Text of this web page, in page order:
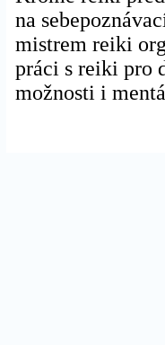
na
mistrem reiki
práci s reiki pro
možnosti i